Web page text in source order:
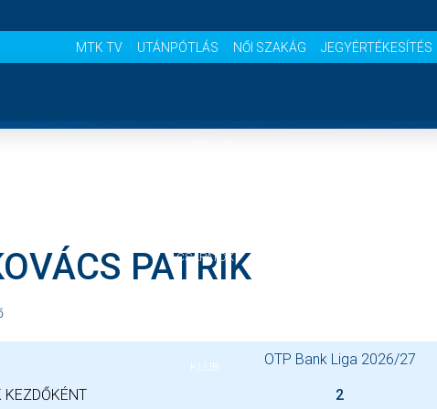
MTK TV UTÁNPÓTLÁS NŐI SZAKÁG JEGYÉRTÉKESÍTÉS
CSAPATOK
KLUB
PATRIK
OTP Bank Liga 2026/27
KEZDŐKÉNT 2